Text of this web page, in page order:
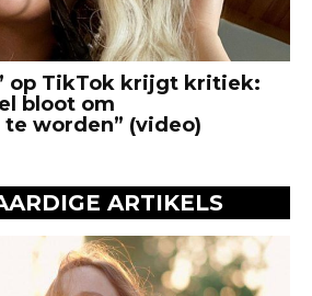
op TikTok krijgt kritiek:
bloot om
worden” (video)
ARTIKELS